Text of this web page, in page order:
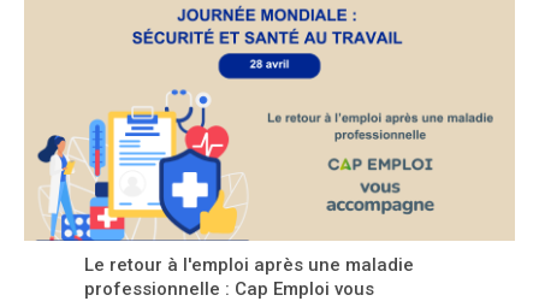
Le retour à l'emploi après une maladie
professionnelle : Cap Emploi vous